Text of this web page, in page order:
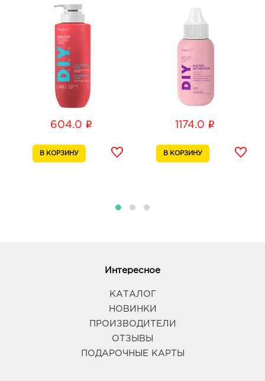
604.0 i 1174.0 i
Интересное
КАТАЛОГ
НОВИНКИ
ПРОИЗВОДИТЕЛИ
ОТЗЫВЫ
ПОДАРОЧНЫЕ КАРТЫ